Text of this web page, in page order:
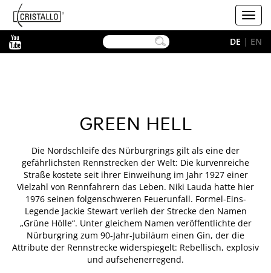
Cristallo
DE | EN
GREEN HELL
Die Nordschleife des Nürburgrings gilt als eine der
gefährlichsten Rennstrecken der Welt: Die kurvenreiche
Straße kostete seit ihrer Einweihung im Jahr 1927 einer
Vielzahl von Rennfahrern das Leben. Niki Lauda hatte hier
1976 seinen folgenschweren Feuerunfall. Formel-Eins-
Legende Jackie Stewart verlieh der Strecke den Namen
„Grüne Hölle“. Unter gleichem Namen veröffentlichte der
Nürburgring zum 90-Jahr-Jubiläum einen Gin, der die
Attribute der Rennstrecke widerspiegelt: Rebellisch, explosiv
und aufsehenerregend.